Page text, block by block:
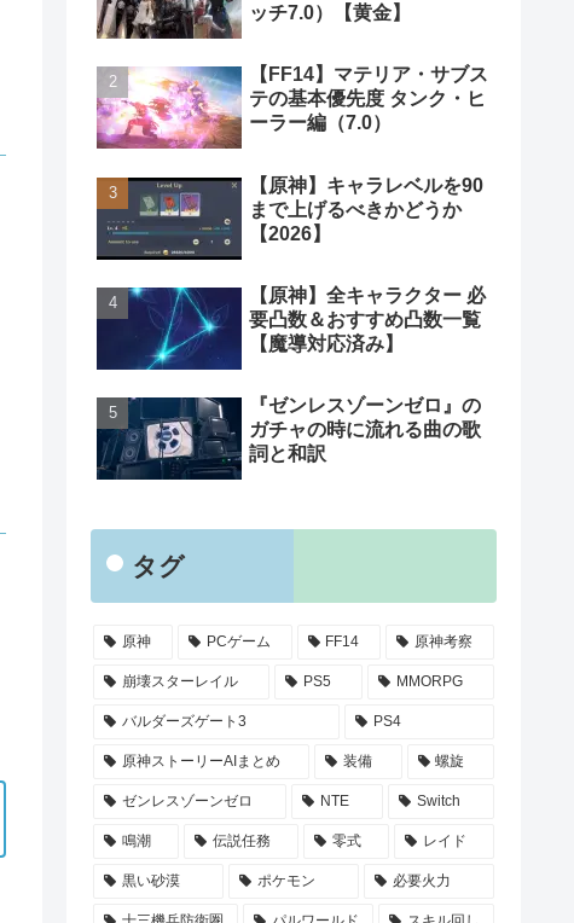
ッチ7.0）【黄金】
【FF14】マテリア・サブス
テの基本優先度 タンク・ヒ
ーラー編（7.0）
【原神】キャラレベルを90
まで上げるべきかどうか
【2026】
【原神】全キャラクター 必
要凸数＆おすすめ凸数一覧
【魔導対応済み】
『ゼンレスゾーンゼロ』の
ガチャの時に流れる曲の歌
詞と和訳
タグ
原神 PCゲーム FF14 原神考察
崩壊スターレイル PS5 MMORPG
バルダーズゲート3 PS4
原神ストーリーAIまとめ 装備 螺旋
ゼンレスゾーンゼロ NTE Switch
鳴潮 伝説任務 零式 レイド
黒い砂漠 ポケモン 必要火力